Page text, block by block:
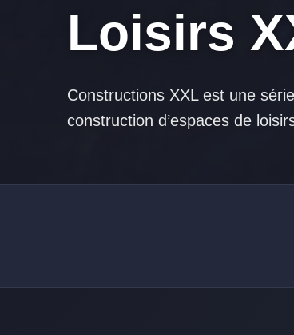
Loisirs
Constructions XXL est une
construction d’espaces de